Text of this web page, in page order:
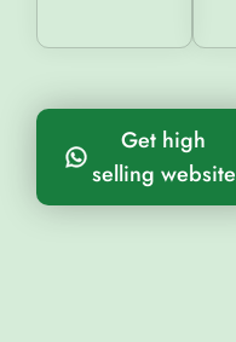
Get high
selling website